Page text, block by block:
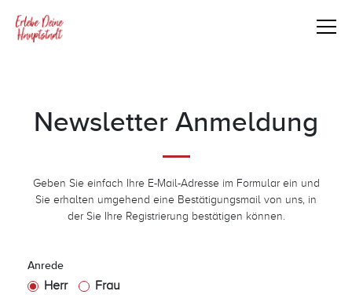
Newsletter Anmeldung
Geben Sie einfach Ihre E-Mail-Adresse im Formular ein und
Sie erhalten umgehend eine Bestätigungsmail von uns, in
der Sie Ihre Registrierung bestätigen können.
Anrede
Herr Frau